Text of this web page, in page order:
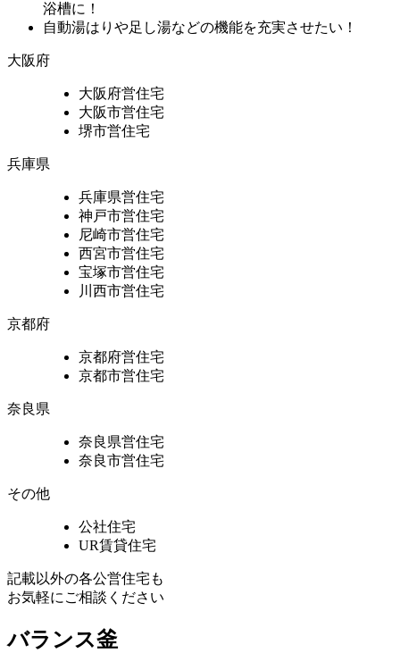
浴槽に！
自動湯はりや足し湯などの機能を充実させたい！
大阪府
大阪府営住宅
大阪市営住宅
堺市営住宅
兵庫県
兵庫県営住宅
神戸市営住宅
尼崎市営住宅
西宮市営住宅
宝塚市営住宅
川西市営住宅
京都府
京都府営住宅
京都市営住宅
奈良県
奈良県営住宅
奈良市営住宅
その他
公社住宅
UR賃貸住宅
記載以外の各公営住宅も
お気軽にご相談ください
バランス釜